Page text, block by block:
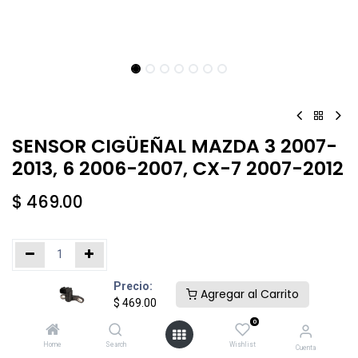
Precio:
$ 469.00
Agregar al Carrito
Home Search
0
Wishlist Cuenta
SENSOR CIGÜEÑAL​ MAZDA 3 2007-
2013, 6 2006-2007, CX-7 2007-2012
$ 469.00
Añadir al carrito Comprar ahora
Agregar a la lista de deseos